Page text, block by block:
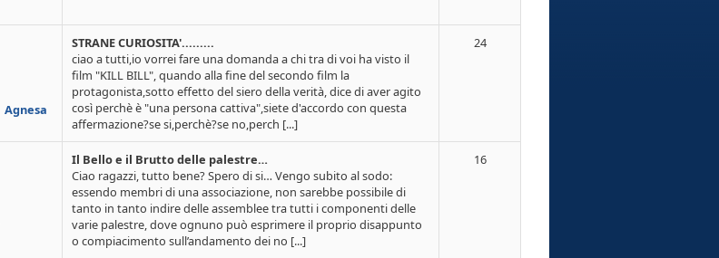
Agnesa
STRANE CURIOSITA'.........
ciao a tutti,io vorrei fare una domanda a chi tra di voi ha visto il
film "KILL BILL", quando alla fine del secondo film la
protagonista,sotto effetto del siero della verità, dice di aver agito
così perchè è "una persona cattiva",siete d'accordo con questa
affermazione?se si,perchè?se no,perch [...]
24
Il Bello e il Brutto delle palestre…
Ciao ragazzi, tutto bene? Spero di si… Vengo subito al sodo:
essendo membri di una associazione, non sarebbe possibile di
tanto in tanto indire delle assemblee tra tutti i componenti delle
varie palestre, dove ognuno può esprimere il proprio disappunto
o compiacimento sull’andamento dei no [...]
16